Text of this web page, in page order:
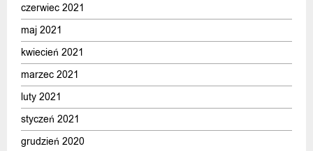
czerwiec 2021
maj 2021
kwiecień 2021
marzec 2021
luty 2021
styczeń 2021
grudzień 2020